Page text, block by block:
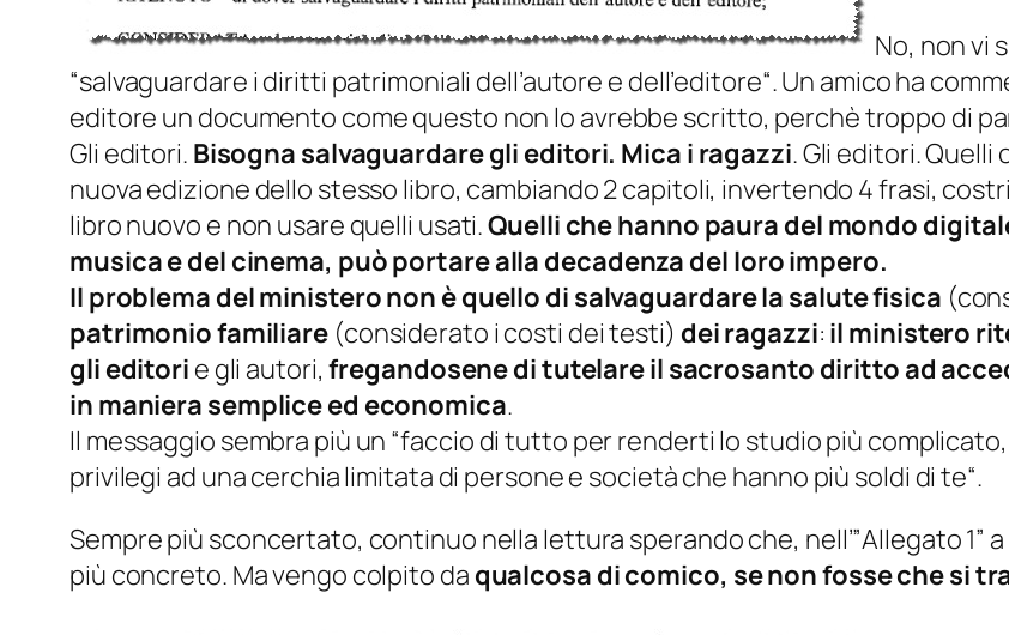
No, non vi
“salvaguardare i diritti patrimoniali dell’autore e dell’editore“. Un amico ha
editore un documento come questo non lo avrebbe scritto, perchè troppo di
Gli editori. Bisogna salvaguardare gli editori. Mica i ragazzi. Gli editori.
nuova edizione dello stesso libro, cambiando 2 capitoli, invertendo 4 frasi,
libro nuovo e non usare quelli usati.Quelli che hanno paura del mondo
musica e del cinema, può portare alla decadenza del loro impero.
Il problema del ministero non è quello di salvaguardare la salute fisica (
patrimonio familiare (considerato i costi dei testi) dei ragazzi: il ministero
gli editori e gli autori,fregandosene di tutelare il sacrosanto diritto ad
in maniera semplice ed economica.
Il messaggio sembra più un “faccio di tutto per renderti lo studio più
privilegi ad una cerchia limitata di persone e società che hanno più soldi di te“.
Sempre più sconcertato, continuo nella lettura sperando che, nell’”Allegato 1”
più concreto. Ma vengo colpito da qualcosa di comico, se non fosse che si